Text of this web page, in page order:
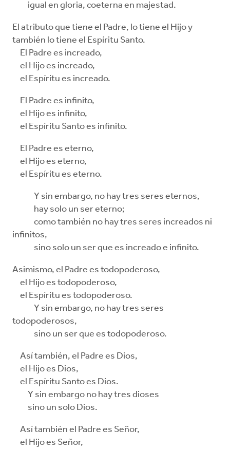
igual en gloria, coeterna en majestad.
El atributo que tiene el Padre, lo tiene el Hijo y
también lo tiene el Espíritu Santo.
El Padre es increado,
el Hijo es increado,
el Espíritu es increado.
El Padre es infinito,
el Hijo es infinito,
el Espíritu Santo es infinito.
El Padre es eterno,
el Hijo es eterno,
el Espíritu es eterno.
Y sin embargo, no hay tres seres eternos,
hay solo un ser eterno;
como también no hay tres seres increados ni
infinitos,
sino solo un ser que es increado e infinito.
Asimismo, el Padre es todopoderoso,
el Hijo es todopoderoso,
el Espíritu es todopoderoso.
Y sin embargo, no hay tres seres
todopoderosos,
sino un ser que es todopoderoso.
Así también, el Padre es Dios,
el Hijo es Dios,
el Espíritu Santo es Dios.
Y sin embargo no hay tres dioses
sino un solo Dios.
Así también el Padre es Señor,
el Hijo es Señor,